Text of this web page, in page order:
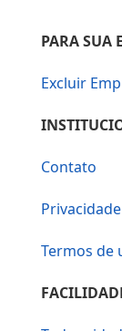
PARA SUA
Excluir
Contato
Privacidade
Termos de